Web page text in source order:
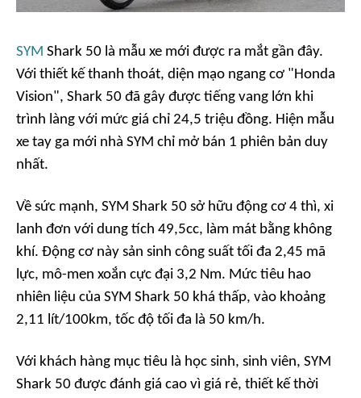
SYM Shark 50 là mẫu xe mới được ra mắt gần đây.
Với thiết kế thanh thoát, diện mạo ngang cơ "Honda
Vision", Shark 50 đã gây được tiếng vang lớn khi
trình làng với mức giá chỉ 24,5 triệu đồng. Hiện mẫu
xe tay ga mới nhà SYM chỉ mở bán 1 phiên bản duy
nhất.
Về sức mạnh, SYM Shark 50 sở hữu động cơ 4 thì, xi
lanh đơn với dung tích 49,5cc, làm mát bằng không
khí. Động cơ này sản sinh công suất tối đa 2,45 mã
lực, mô-men xoắn cực đại 3,2 Nm. Mức tiêu hao
nhiên liệu của SYM Shark 50 khá thấp, vào khoảng
2,11 lít/100km, tốc độ tối đa là 50 km/h.
Với khách hàng mục tiêu là học sinh, sinh viên, SYM
Shark 50 được đánh giá cao vì giá rẻ, thiết kế thời